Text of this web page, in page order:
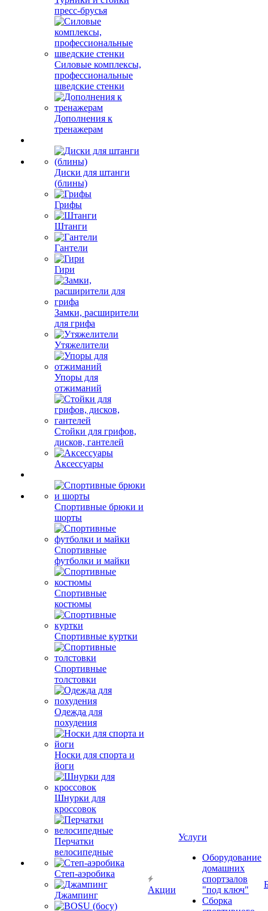
пресс-брусья
Силовые комплексы,
профессиональные
шведские стенки
Дополнения к
тренажерам
Диски для штанги
(блины)
Грифы
Штанги
Гантели
Гири
Замки, расширители
для грифа
Утяжелители
Упоры для
отжиманий
Стойки для грифов,
дисков, гантелей
Аксессуары
Спортивные брюки и
шорты
Спортивные
футболки и майки
Спортивные
костюмы
Спортивные куртки
Спортивные
толстовки
Одежда для
похудения
Носки для спорта и
йоги
Шнурки для
кроссовок
Перчатки
велосипедные
Степ-аэробика
Джампинг
Акции
Услуги
Оборудование
домашних
спортзалов
"под ключ"
Сборка